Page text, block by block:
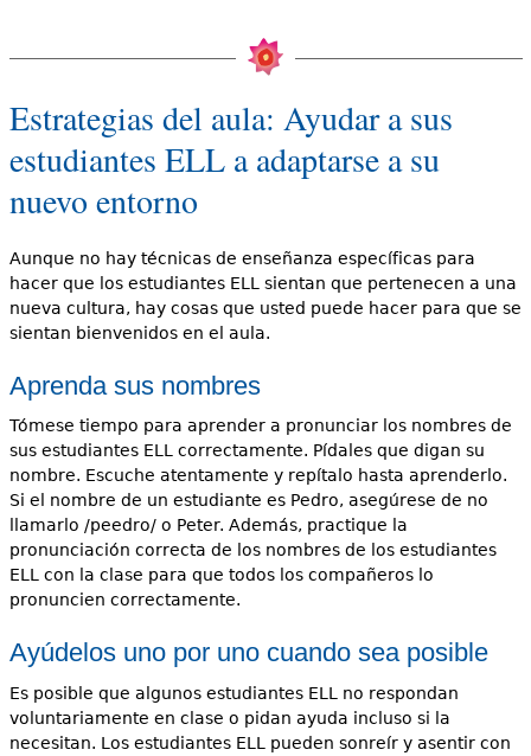
Estrategias del aula: Ayudar a sus
estudiantes ELL a adaptarse a su
nuevo entorno
Aunque no hay técnicas de enseñanza específicas para
hacer que los estudiantes ELL sientan que pertenecen a una
nueva cultura, hay cosas que usted puede hacer para que se
sientan bienvenidos en el aula.
Aprenda sus nombres
Tómese tiempo para aprender a pronunciar los nombres de
sus estudiantes ELL correctamente. Pídales que digan su
nombre. Escuche atentamente y repítalo hasta aprenderlo.
Si el nombre de un estudiante es Pedro, asegúrese de no
llamarlo /peedro/ o Peter. Además, practique la
pronunciación correcta de los nombres de los estudiantes
ELL con la clase para que todos los compañeros lo
pronuncien correctamente.
Ayúdelos uno por uno cuando sea posible
Es posible que algunos estudiantes ELL no respondan
voluntariamente en clase o pidan ayuda incluso si la
necesitan. Los estudiantes ELL pueden sonreír y asentir con